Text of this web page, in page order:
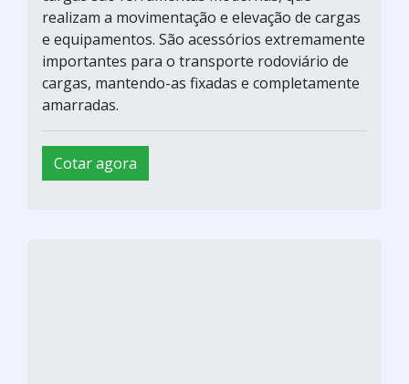
realizam a movimentação e elevação de cargas
e equipamentos. São acessórios extremamente
importantes para o transporte rodoviário de
cargas, mantendo-as fixadas e completamente
amarradas.
Cotar agora